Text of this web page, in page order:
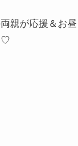
親が応援＆お
♡